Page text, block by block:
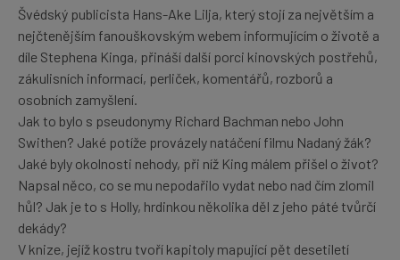
Švédský publicista Hans-Ake Lilja, který stojí za největším a
nejčtenějším fanouškovským webem informujícím o životě a
díle Stephena Kinga, přináší další porci kinovských postřehů,
zákulisních informací, perliček, komentářů, rozborů a
osobních zamyšlení.
Jak to bylo s pseudonymy Richard Bachman nebo John
Swithen? Jaké potíže provázely natáčení filmu Nadaný žák?
Jaké byly okolnosti nehody, při níž King málem přišel o život?
Napsal něco, co se mu nepodařilo vydat nebo nad čím zlomil
hůl? Jak je to s Holly, hrdinkou několika děl z jeho páté tvůrčí
dekády?
V knize, jejíž kostru tvoří kapitoly mapující pět desetiletí